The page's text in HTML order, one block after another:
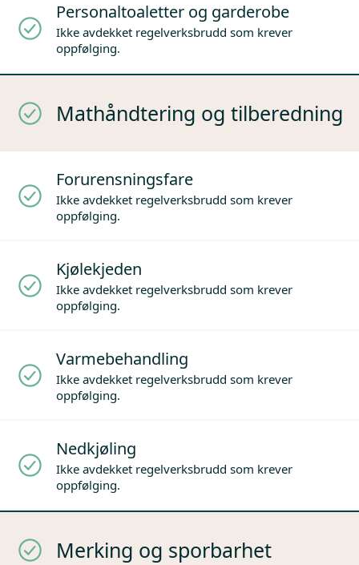
Personaltoaletter og garderobe
Ikke avdekket regelverksbrudd som krever
oppfølging.
Mathåndtering og tilberedning
Forurensningsfare
Ikke avdekket regelverksbrudd som krever
oppfølging.
Kjølekjeden
Ikke avdekket regelverksbrudd som krever
oppfølging.
Varmebehandling
Ikke avdekket regelverksbrudd som krever
oppfølging.
Nedkjøling
Ikke avdekket regelverksbrudd som krever
oppfølging.
Merking og sporbarhet